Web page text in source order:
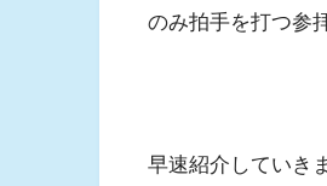
のみ拍手を打つ参
早速紹介していき